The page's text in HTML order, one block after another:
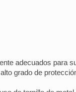
adecuados para
grado de